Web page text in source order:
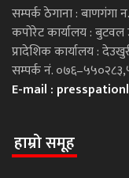
सम्पर्क ठेगाना : बाणगंगा
कपोरेट कार्यालय : बुटवल
प्रादेशिक कार्यालय :
सम्पर्क नं.
E-mail :
हाम्रो समूह